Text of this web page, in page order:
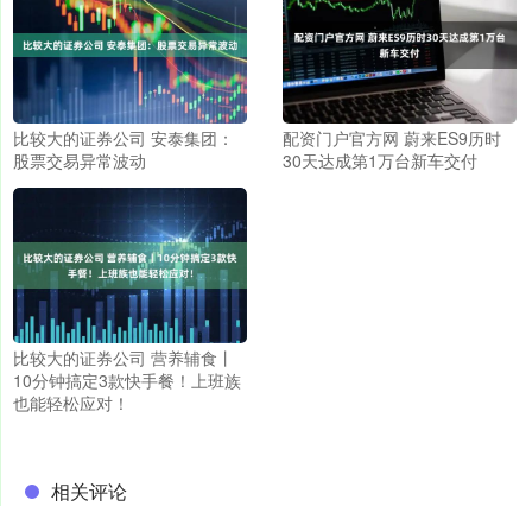
比较大的证券公司 安泰集团：
股票交易异常波动
配资门户官方网 蔚来ES9历时
30天达成第1万台新车交付
比较大的证券公司 营养辅食丨
10分钟搞定3款快手餐！上班族
也能轻松应对！
相关评论